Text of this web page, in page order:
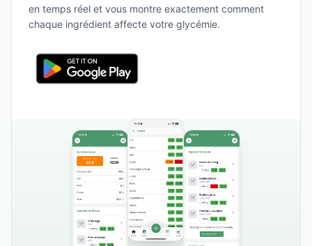
en temps réel et vous montre exactement comment
chaque ingrédient affecte votre glycémie.